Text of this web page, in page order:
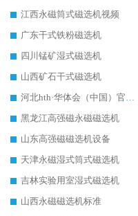
江西永磁筒式磁选机视频
广东干式铁粉磁选机
四川锰矿湿式磁选机
山西矿石干式磁选机
河北hth·华体会（中国）官方网站-hth.com 工作视频
黑龙江高强磁永磁磁选机
山东高强磁磁选机设备
天津永磁湿式筒式磁选机
吉林实验用室湿式磁选机
山西永磁磁选机标准